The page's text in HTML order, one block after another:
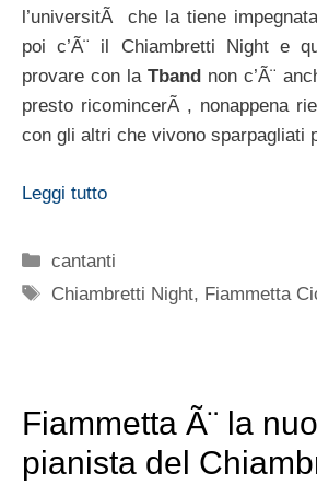
l’universitÃ che la tiene
poi c’Ã¨ il Chiambretti Night e
provare con la Tband non c’Ã¨
presto ricomincerÃ , nonappena
con gli altri che vivono sparpagliati
Leggi tutto
Categorie
cantanti
Tag
Chiambretti Night, Fiammetta
Fiammetta Ã¨ la
pianista del